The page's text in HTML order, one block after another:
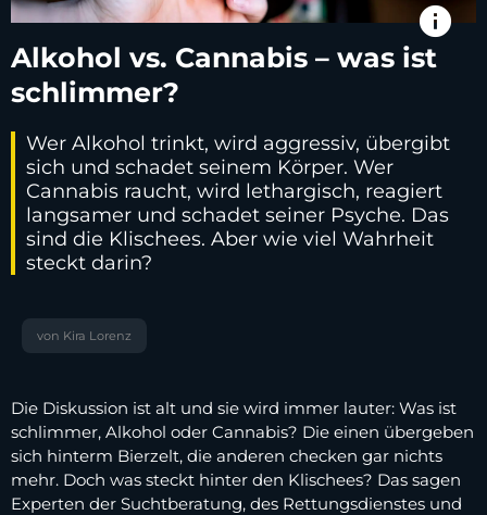
info
Alkohol vs. Cannabis – was ist
schlimmer?
Wer Alkohol trinkt, wird aggressiv, übergibt
sich und schadet seinem Körper. Wer
Cannabis raucht, wird lethargisch, reagiert
langsamer und schadet seiner Psyche. Das
sind die Klischees. Aber wie viel Wahrheit
steckt darin?
von Kira Lorenz
Die Diskussion ist alt und sie wird immer lauter: Was ist
schlimmer, Alkohol oder Cannabis? Die einen übergeben
sich hinterm Bierzelt, die anderen checken gar nichts
mehr. Doch was steckt hinter den Klischees? Das sagen
Experten der Suchtberatung, des Rettungsdienstes und